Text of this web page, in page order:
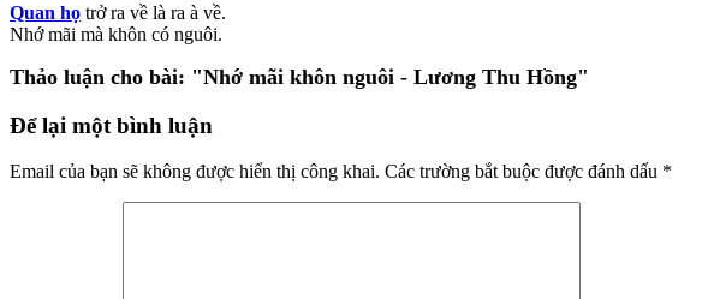
Quan họ trở ra về là ra à về.
Nhớ mãi mà khôn có nguôi.
Thảo luận cho bài: "Nhớ mãi khôn nguôi - Lương Thu Hồng"
Để lại một bình luận
Email của bạn sẽ không được hiển thị công khai. Các trường bắt buộc được đánh dấu *